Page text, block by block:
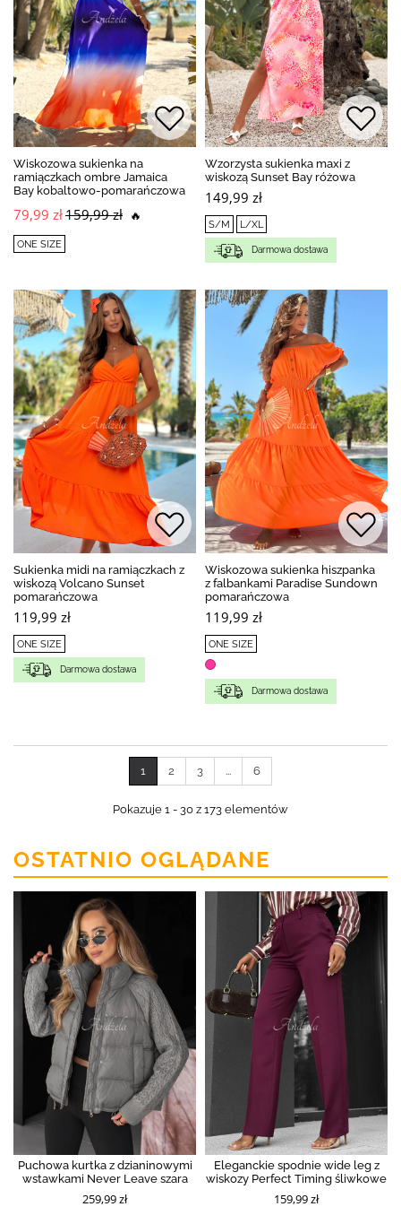
Wiskozowa sukienka na
ramiączkach ombre Jamaica
Bay kobaltowo-pomarańczowa
79,99 zł159,99 zł 🔥
ONE SIZE
Wzorzysta sukienka maxi z
wiskozą Sunset Bay różowa
149,99 zł
S/M L/XL
Darmowa dostawa
Sukienka midi na ramiączkach z
wiskozą Volcano Sunset
pomarańczowa
119,99 zł
ONE SIZE
Darmowa dostawa
Wiskozowa sukienka hiszpanka
z falbankami Paradise Sundown
pomarańczowa
119,99 zł
ONE SIZE
Darmowa dostawa
1 2 3 ... 6
Pokazuje 1 - 30 z 173 elementów
OSTATNIO OGLĄDANE
Puchowa kurtka z dzianinowymi
wstawkami Never Leave szara
259,99 zł
Eleganckie spodnie wide leg z
wiskozy Perfect Timing śliwkowe
159,99 zł